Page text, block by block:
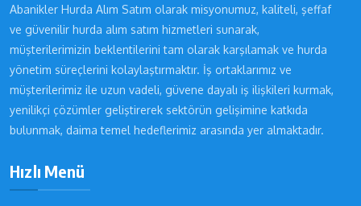
Abanikler Hurda Alım Satım olarak misyonumuz, kaliteli, şeffaf
ve güvenilir hurda alım satım hizmetleri sunarak,
müşterilerimizin beklentilerini tam olarak karşılamak ve hurda
yönetim süreçlerini kolaylaştırmaktır. İş ortaklarımız ve
müşterilerimiz ile uzun vadeli, güvene dayalı iş ilişkileri kurmak,
yenilikçi çözümler geliştirerek sektörün gelişimine katkıda
bulunmak, daima temel hedeflerimiz arasında yer almaktadır.
Hızlı Menü